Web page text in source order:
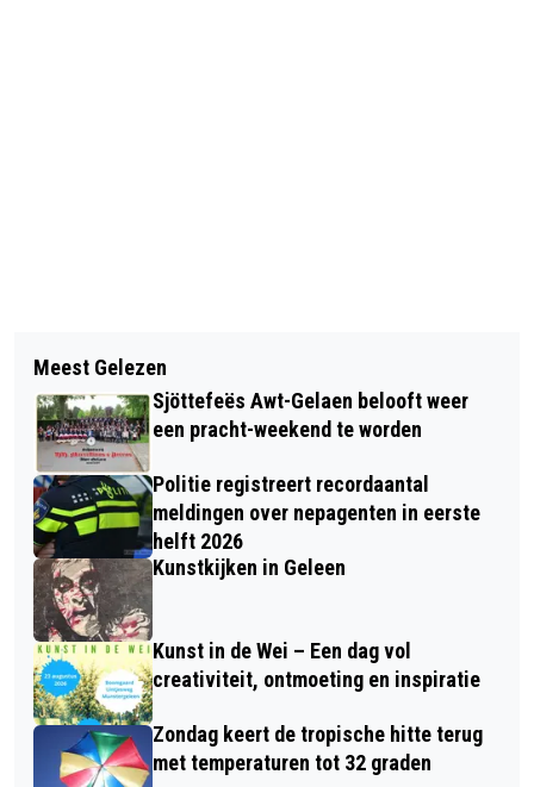
NIEUWE NORM SURVEILLANCEHOND
MOET ONGEWILDE BIJTINCIDENTEN
VERMINDEREN
LIVESTREAM UITVOERING THE
PASSION DOOR JONGEREN IN
H.HARTKERK OVERHOVEN
Meest Gelezen
Sjöttefeës Awt-Gelaen belooft weer
een pracht-weekend te worden
Politie registreert recordaantal
meldingen over nepagenten in eerste
helft 2026
Kunstkijken in Geleen
Kunst in de Wei – Een dag vol
creativiteit, ontmoeting en inspiratie
Zondag keert de tropische hitte terug
met temperaturen tot 32 graden